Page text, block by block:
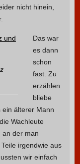
nicht hinein,
Das war
es dann
schon
fast. Zu
erzählen
bliebe
ein älterer Mann
Wachleute
an der man
irgendwie aus
wir einfach